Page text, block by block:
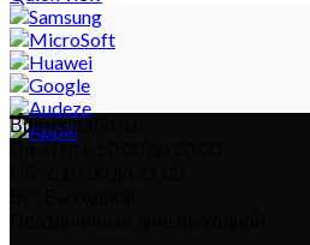
Время работы:
Пн – Пт: с 10:00 до 20:00